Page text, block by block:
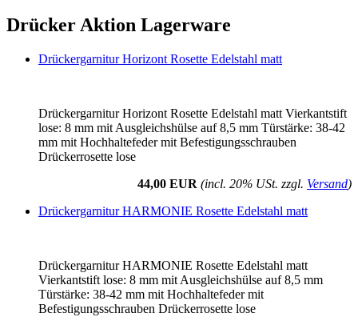
Drücker Aktion Lagerware
Drückergarnitur Horizont Rosette Edelstahl matt
Drückergarnitur Horizont Rosette Edelstahl matt Vierkantstift
lose: 8 mm mit Ausgleichshülse auf 8,5 mm Türstärke: 38-42
mm mit Hochhaltefeder mit Befestigungsschrauben
Drückerrosette lose
44,00 EUR (incl. 20% USt. zzgl. Versand)
Drückergarnitur HARMONIE Rosette Edelstahl matt
Drückergarnitur HARMONIE Rosette Edelstahl matt
Vierkantstift lose: 8 mm mit Ausgleichshülse auf 8,5 mm
Türstärke: 38-42 mm mit Hochhaltefeder mit
Befestigungsschrauben Drückerrosette lose